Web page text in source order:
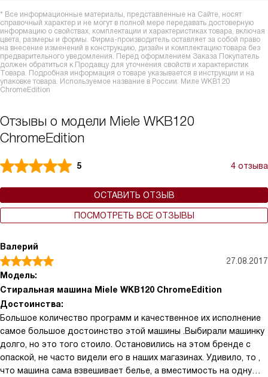
* Все информационные материалы, представленные на Сайте, носят
справочный характер и не могут в полной мере передавать достоверную
информацию о свойствах, комплектации и характеристиках товара, включая
цвета, размеры и формы. Фирма-производитель оставляет за собой право
на внесение изменений в конструкцию, дизайн и комплектацию товара без
предварительного уведомления. Перед оформлением Заказа Покупатель
должен обратиться к Продавцу для уточнения свойств и характеристик
Товара. Подробная информация о товаре указывается в инструкции и на
упаковке товара. Используемое название в России: Миле WKB120
ChromeEdition
Отзывы о модели Miele WKB120
ChromeEdition
5 4 отзыва
ОСТАВИТЬ ОТЗЫВ
ПОСМОТРЕТЬ ВСЕ ОТЗЫВЫ
Валерий
27.08.2017
Модель:
Стиральная машина Miele WKB120 ChromeEdition
Достоинства:
Большое количество программ и качественное их исполнение
самое большое достоинство этой машины .Выбирали машинку
долго, но это того стоило. Остановились на этом бренде с
опаской, не часто видели его в наших магазинах. Удивило, то ,
что машина сама взвешивает белье, а вместимость на одну